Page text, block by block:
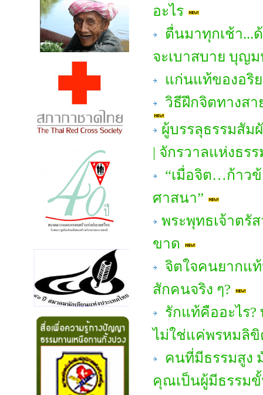
อะไร
ตื่นมาทุกเช้า...
จะเบาสบาย บุญ
แก่นแท้ของอริ
วิธีฝึกจิตทางสา
ผู้บรรลุธรรมสัม
| จักรวาลแห่งธรร
“เมื่อจิต…ก้าว
ศาสนา”
พระพุทธเจ้าตรั
ขาด
จิตใจคนยากแ
สักคนจริง ๆ?
รักแท้คืออะไร
ไม่ใช่แค่พรหมลิ
คนที่มีธรรมสูง
คุณเป็นผู้มีธรรม